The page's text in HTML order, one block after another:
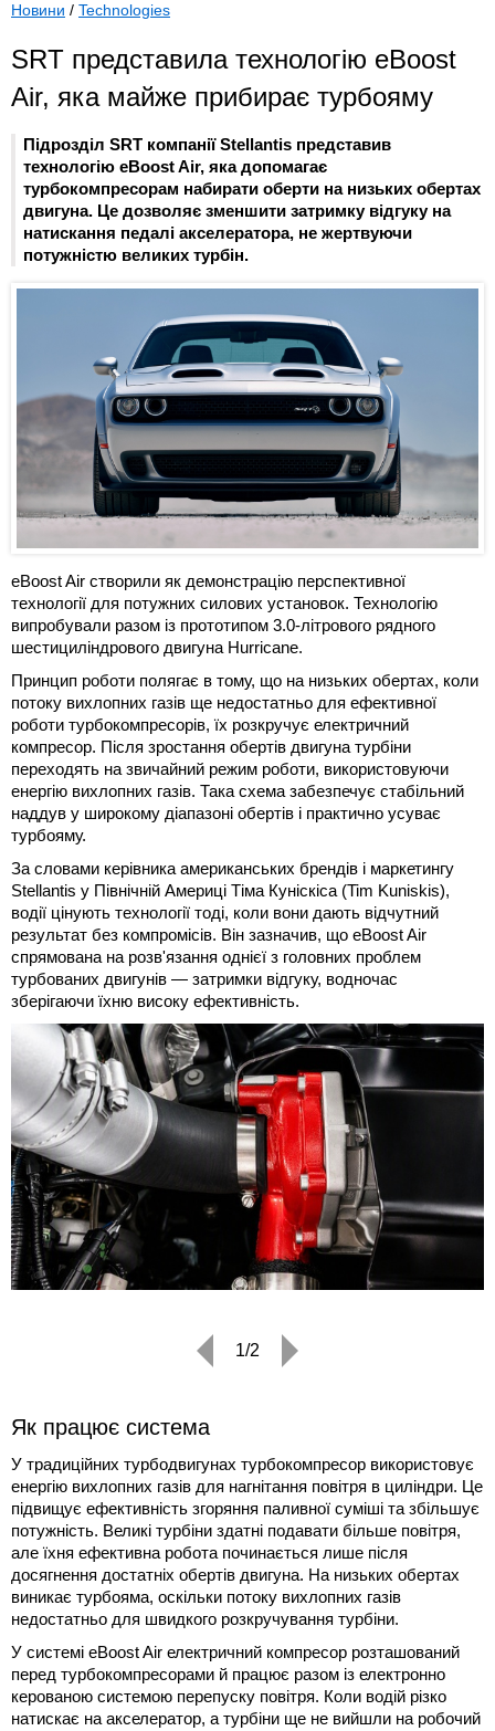
Новини / Technologies
SRT представила технологію eBoost
Air, яка майже прибирає турбояму
Підрозділ SRT компанії Stellantis представив
технологію eBoost Air, яка допомагає
турбокомпресорам набирати оберти на низьких обертах
двигуна. Це дозволяє зменшити затримку відгуку на
натискання педалі акселератора, не жертвуючи
потужністю великих турбін.
eBoost Air створили як демонстрацію перспективної
технології для потужних силових установок. Технологію
випробували разом із прототипом 3.0-літрового рядного
шестициліндрового двигуна Hurricane.
Принцип роботи полягає в тому, що на низьких обертах, коли
потоку вихлопних газів ще недостатньо для ефективної
роботи турбокомпресорів, їх розкручує електричний
компресор. Після зростання обертів двигуна турбіни
переходять на звичайний режим роботи, використовуючи
енергію вихлопних газів. Така схема забезпечує стабільний
наддув у широкому діапазоні обертів і практично усуває
турбояму.
За словами керівника американських брендів і маркетингу
Stellantis у Північній Америці Тіма Куніскіса (Tim Kuniskis),
водії цінують технології тоді, коли вони дають відчутний
результат без компромісів. Він зазначив, що eBoost Air
спрямована на розв'язання однієї з головних проблем
турбованих двигунів — затримки відгуку, водночас
зберігаючи їхню високу ефективність.
1/2
Як працює система
У традиційних турбодвигунах турбокомпресор використовує
енергію вихлопних газів для нагнітання повітря в циліндри. Це
підвищує ефективність згоряння паливної суміші та збільшує
потужність. Великі турбіни здатні подавати більше повітря,
але їхня ефективна робота починається лише після
досягнення достатніх обертів двигуна. На низьких обертах
виникає турбояма, оскільки потоку вихлопних газів
недостатньо для швидкого розкручування турбіни.
У системі eBoost Air електричний компресор розташований
перед турбокомпресорами й працює разом із електронно
керованою системою перепуску повітря. Коли водій різко
натискає на акселератор, а турбіни ще не вийшли на робочий